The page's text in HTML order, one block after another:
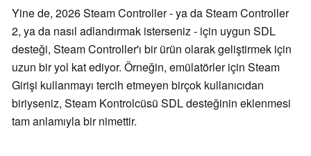
Yine de, 2026 Steam Controller - ya da Steam Controller
2, ya da nasıl adlandırmak isterseniz - için uygun SDL
desteği, Steam Controller'ı bir ürün olarak geliştirmek için
uzun bir yol kat ediyor. Örneğin, emülatörler için Steam
Girişi kullanmayı tercih etmeyen birçok kullanıcıdan
biriyseniz, Steam Kontrolcüsü SDL desteğinin eklenmesi
tam anlamıyla bir nimettir.